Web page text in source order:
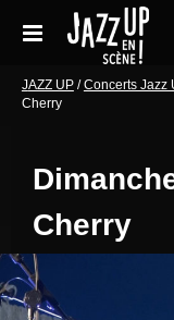
Accueil
Galeries de
Le festival en
Soutenir le festival
Blog
JAZZ UP/Concerts Jazz
Cherry
Dimanche 9 août 2015, Ed
Cherry